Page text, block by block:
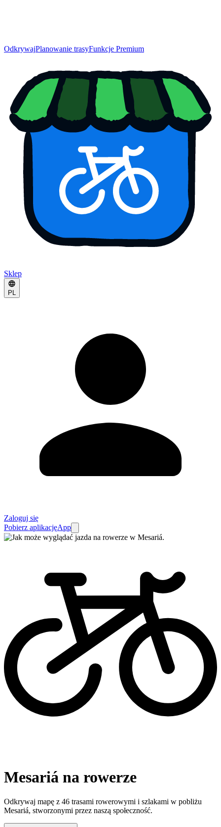
OdkrywajPlanowanie trasyFunkcje Premium
Sklep
PL
Zaloguj się
Pobierz aplikacjęApp
Mesariá na rowerze
Odkrywaj mapę z 46 trasami rowerowymi i szlakami w pobliżu
Mesariá, stworzonymi przez naszą społeczność.